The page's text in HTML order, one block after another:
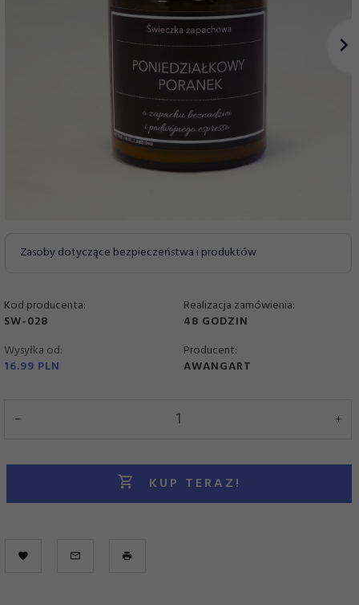
Zasoby dotyczące bezpieczeństwa i produktów
Kod producenta:
SW-028
Realizacja zamówienia:
48 GODZIN
Wysyłka od:
16.99 PLN
Producent:
AWANGART
KUP TERAZ!